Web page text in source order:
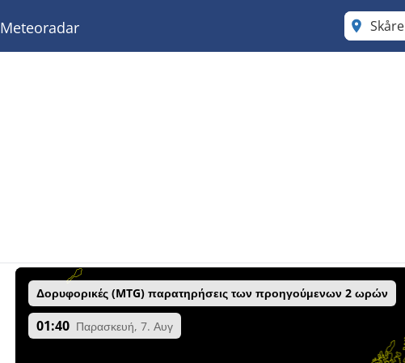
Meteoradar Skåre
Δορυφορικές (MTG) παρατηρήσεις των προηγούμενων 2 ωρών
01:40 Παρασκευή, 7. Αυγ